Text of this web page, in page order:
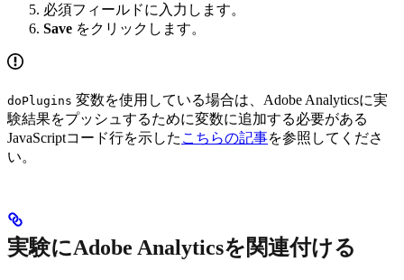
必須フィールドに入力します。
Save をクリックします。
doPlugins 変数を使用している場合は、Adobe Analyticsに実
験結果をプッシュするために変数に追加する必要がある
JavaScriptコード行を示した こちらの記事を参照してくださ
い。
実験にAdobe Analyticsを関連付ける